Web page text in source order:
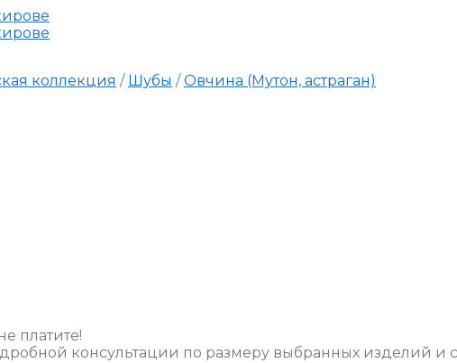
платите!
консультации по размеру выбранных изделий и
коллекция / Шубы / Овчина (Мутон, астраган)